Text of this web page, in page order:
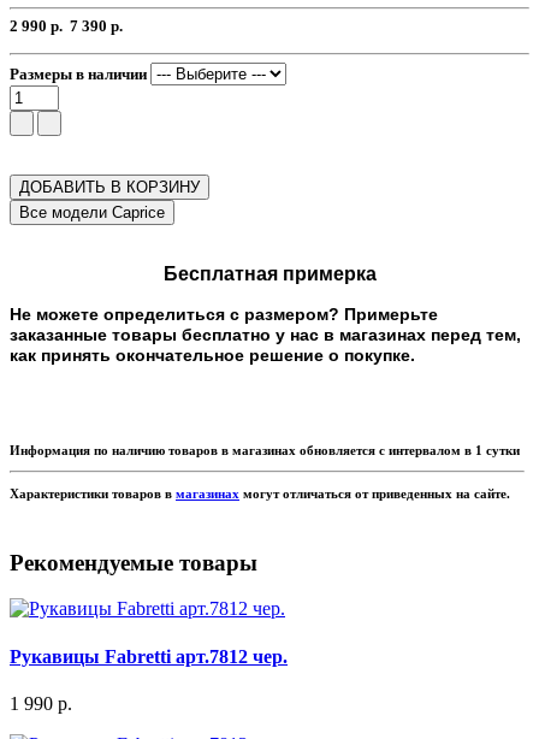
2 990 р. 7 390 р.
Размеры в наличии
ДОБАВИТЬ В КОРЗИНУ
Бесплатная примерка
Не можете определиться с размером? Примерьте
заказанные товары бесплатно у нас в магазинах перед тем,
как принять окончательное решение о покупке.
Информация по наличию товаров в магазинах обновляется с интервалом в 1 сутки
Характеристики товаров в магазинах могут отличаться от приведенных на сайте.
Рекомендуемые товары
Рукавицы Fabretti арт.7812 чер.
1 990 р.